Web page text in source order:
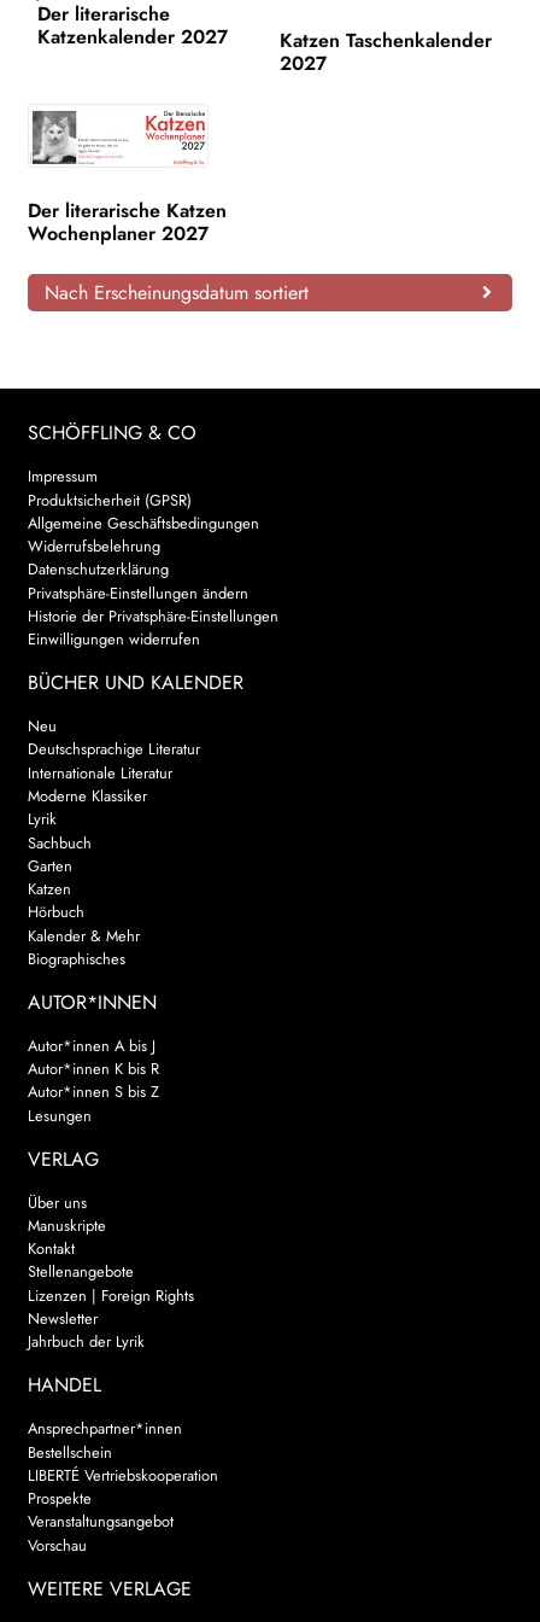
AKTUELLES
WEITERE VERLAGE
Der literarische
Katzenkalender 2027
Katzen Taschenkalender
2027
Der literarische Katzen
Wochenplaner 2027
Nach Erscheinungsdatum sortiert
SCHÖFFLING & CO
Impressum
Produktsicherheit (GPSR)
Allgemeine Geschäftsbedingungen
Widerrufsbelehrung
Datenschutzerklärung
Privatsphäre-Einstellungen ändern
Historie der Privatsphäre-Einstellungen
Einwilligungen widerrufen
BÜCHER UND KALENDER
Neu
Deutschsprachige Literatur
Internationale Literatur
Moderne Klassiker
Lyrik
Sachbuch
Garten
Katzen
Hörbuch
Kalender & Mehr
Biographisches
AUTOR*INNEN
Autor*innen A bis J
Autor*innen K bis R
Autor*innen S bis Z
Lesungen
VERLAG
Über uns
Manuskripte
Kontakt
Stellenangebote
Lizenzen | Foreign Rights
Newsletter
Jahrbuch der Lyrik
HANDEL
Ansprechpartner*innen
Bestellschein
LIBERTÉ Vertriebskooperation
Prospekte
Veranstaltungsangebot
Vorschau
WEITERE VERLAGE